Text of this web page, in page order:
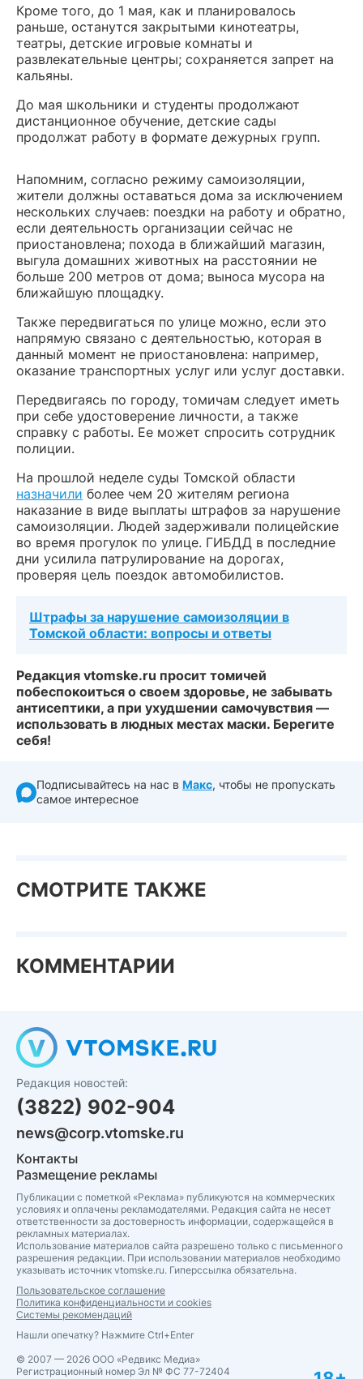
Кроме того, до 1 мая, как и планировалось
раньше, останутся закрытыми кинотеатры,
театры, детские игровые комнаты и
развлекательные центры; сохраняется запрет на
кальяны.
До мая школьники и студенты продолжают
дистанционное обучение, детские сады
продолжат работу в формате дежурных групп.
Напомним, согласно режиму самоизоляции,
жители должны оставаться дома за исключением
нескольких случаев: поездки на работу и обратно,
если деятельность организации сейчас не
приостановлена; похода в ближайший магазин,
выгула домашних животных на расстоянии не
больше 200 метров от дома; выноса мусора на
ближайшую площадку.
Также передвигаться по улице можно, если это
напрямую связано с деятельностью, которая в
данный момент не приостановлена: например,
оказание транспортных услуг или услуг доставки.
Передвигаясь по городу, томичам следует иметь
при себе удостоверение личности, а также
справку с работы. Ее может спросить сотрудник
полиции.
На прошлой неделе суды Томской области
назначили более чем 20 жителям региона
наказание в виде выплаты штрафов за нарушение
самоизоляции. Людей задерживали полицейские
во время прогулок по улице. ГИБДД в последние
дни усилила патрулирование на дорогах,
проверяя цель поездок автомобилистов.
Штрафы за нарушение самоизоляции в
Томской области: вопросы и ответы
Редакция vtomske.ru просит томичей
побеспокоиться о своем здоровье, не забывать
антисептики, а при ухудшении самочувствия —
использовать в людных местах маски. Берегите
себя!
Подписывайтесь на нас в Макс, чтобы не пропускать
самое интересное
СМОТРИТЕ ТАКЖЕ
КОММЕНТАРИИ
Редакция новостей:
(3822) 902-904
news@corp.vtomske.ru
Контакты
Размещение рекламы
Публикации с пометкой «Реклама» публикуются на коммерческих
условиях и оплачены рекламодателями. Редакция сайта не несет
ответственности за достоверность информации, содержащейся в
рекламных материалах.
Использование материалов сайта разрешено только с письменного
разрешения редакции. При использовании материалов необходимо
указывать источник vtomske.ru. Гиперссылка обязательна.
Пользовательское соглашение
Политика конфиденциальности и cookies
Системы рекомендаций
Нашли опечатку? Нажмите Ctrl+Enter
© 2007 — 2026 ООО «Редвикс Медиа»
Регистрационный номер Эл № ФС 77-72404